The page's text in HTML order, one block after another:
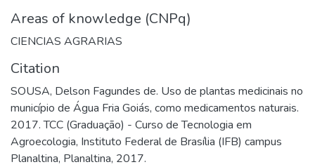
Areas of knowledge (CNPq)
CIENCIAS AGRARIAS
Citation
SOUSA, Delson Fagundes de. Uso de plantas medicinais no
município de Água Fria Goiás, como medicamentos naturais.
2017. TCC (Graduação) - Curso de Tecnologia em
Agroecologia, Instituto Federal de Brasília (IFB) campus
Planaltina, Planaltina, 2017.